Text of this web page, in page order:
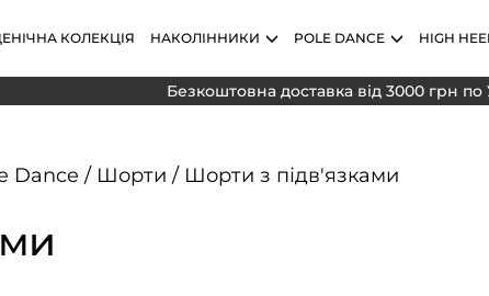
КОЛЕКЦІЯ НАКОЛІННИКИ POLE DANCE HIGH
Безкоштовна доставка від 3000 грн по
Dance / Шорти / Шорти з підв'язками